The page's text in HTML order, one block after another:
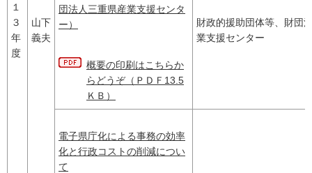
１
３
年
度
山下
義夫
団法人三重県産業支援センタ
ー）
概要の印刷はこちらか
らどうぞ（ＰＤＦ13.5
ＫＢ）
財政的援助団体等、財団
業支援センター
電子県庁化による事務の効率
化と行政コストの削減につい
て